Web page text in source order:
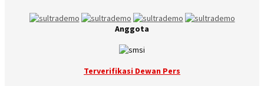
Anggota
Terverifikasi Dewan Pers